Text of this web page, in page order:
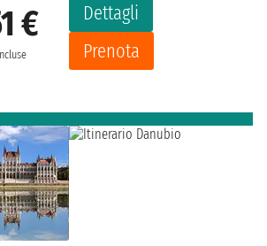
€
Dettagli
Prenota